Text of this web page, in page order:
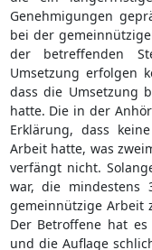
Genehmigungen
bei der
der betreffenden
Umsetzung erfolgen
dass die Umsetzung
hatte. Die in der
Erklärung, dass
Arbeit hatte, was
verfängt nicht.
war, die mindestens
gemeinnützige Arbeit
Der Betroffene hat
und die Auflage